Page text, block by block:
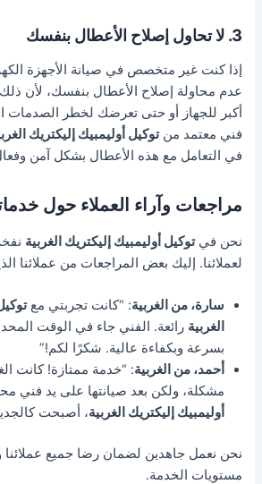
3. لا تحاول إصلاح الأعطال بنفسك
إذا كنت غير متخصص في صيانة الأجهزة
عدم محاولة إصلاح الأعطال بنفسك، لأن
أكبر للجهاز أو حتى تعرضك لخطر الصدمات
فني معتمد منتوكيل أوليمبيك إليكتريك
في التعامل مع هذه الأعطال بشكل آمن
مراجعات وآراء العملاء حول
نحن فيتوكيل أوليمبيك إليكتريك الغربية
لعملائنا. إليك بعض المراجعات من عملائنا
سارة، من الغربية: “كانت تجربتي مع
الغربية رائعة. الفني جاء في الوقت
بسرعة وبكفاءة عالية. شكرًا لكم!”
أحمد، من الغربية: “خدمة ممتازة! كانت
مشكلة، ولكن بعد صيانتها على يد فني
أوليمبيك إليكتريك الغربية، أصبحت
نحن نعمل جاهدين لضمان رضا جميع عملائنا
مستويات الخدمة.